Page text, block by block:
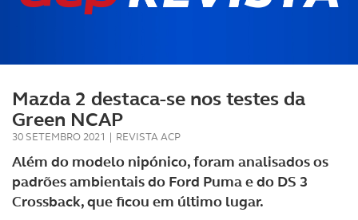
Mazda 2 destaca-se nos testes da
Green NCAP
30 SETEMBRO 2021 | REVISTA ACP
Além do modelo nipónico, foram analisados os
padrões ambientais do Ford Puma e do DS 3
Crossback, que ficou em último lugar.